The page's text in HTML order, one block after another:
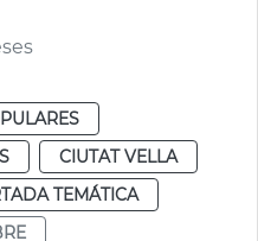
CIUTAT VELLA
TEMÁTICA